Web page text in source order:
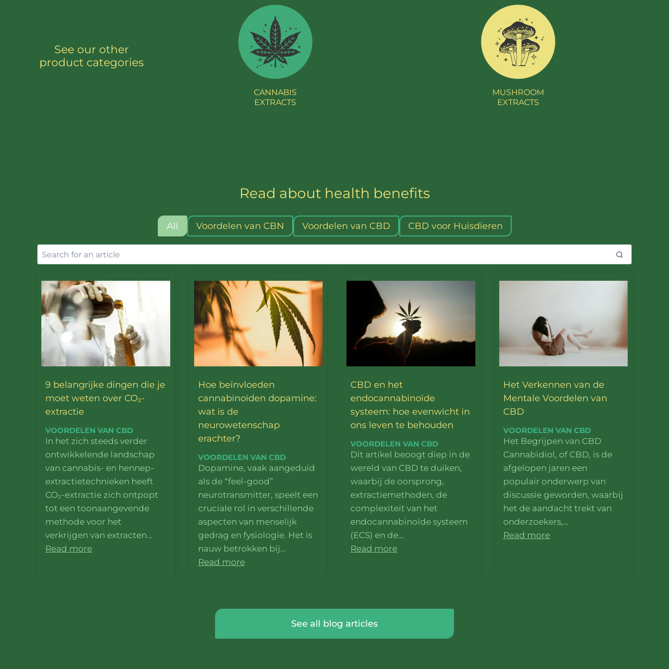
See our other
product categories
CANNABIS
EXTRACTS
MUSHROOM
EXTRACTS
Read about health benefits
All Voordelen van CBN Voordelen van CBD CBD voor Huisdieren
9 belangrijke dingen die je
moet weten over CO₂-
extractie
VOORDELEN VAN CBD
In het zich steeds verder
ontwikkelende landschap
van cannabis- en hennep-
extractietechnieken heeft
CO₂-extractie zich ontpopt
tot een toonaangevende
methode voor het
verkrijgen van extracten…
Read more
Hoe beïnvloeden
cannabinoïden dopamine:
wat is de
neurowetenschap
erachter?
VOORDELEN VAN CBD
Dopamine, vaak aangeduid
als de “feel-good”
neurotransmitter, speelt een
cruciale rol in verschillende
aspecten van menselijk
gedrag en fysiologie. Het is
nauw betrokken bij…
Read more
CBD en het
endocannabinoïde
systeem: hoe evenwicht in
ons leven te behouden
VOORDELEN VAN CBD
Dit artikel beoogt diep in de
wereld van CBD te duiken,
waarbij de oorsprong,
extractiemethoden, de
complexiteit van het
endocannabinoïde systeem
(ECS) en de…
Read more
Het Verkennen van de
Mentale Voordelen van
CBD
VOORDELEN VAN CBD
Het Begrijpen van CBD
Cannabidiol, of CBD, is de
afgelopen jaren een
populair onderwerp van
discussie geworden, waarbij
het de aandacht trekt van
onderzoekers,…
Read more
See all blog articles